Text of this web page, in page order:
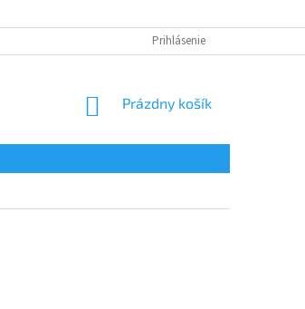
Prihlásenie
NÁKUPNÝ
Prázdny košík